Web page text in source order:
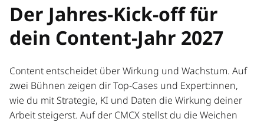
Der Jahres-Kick-off für
dein Content-Jahr 2027
Content entscheidet über Wirkung und Wachstum. Auf
zwei Bühnen zeigen dir Top-Cases und Expert:innen,
wie du mit Strategie, KI und Daten die Wirkung deiner
Arbeit steigerst. Auf der CMCX stellst du die Weichen